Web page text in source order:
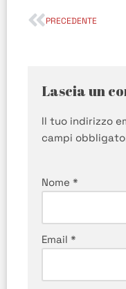
PRECEDENTE
Lascia un
Il tuo indirizzo
campi
Nome *
Email *